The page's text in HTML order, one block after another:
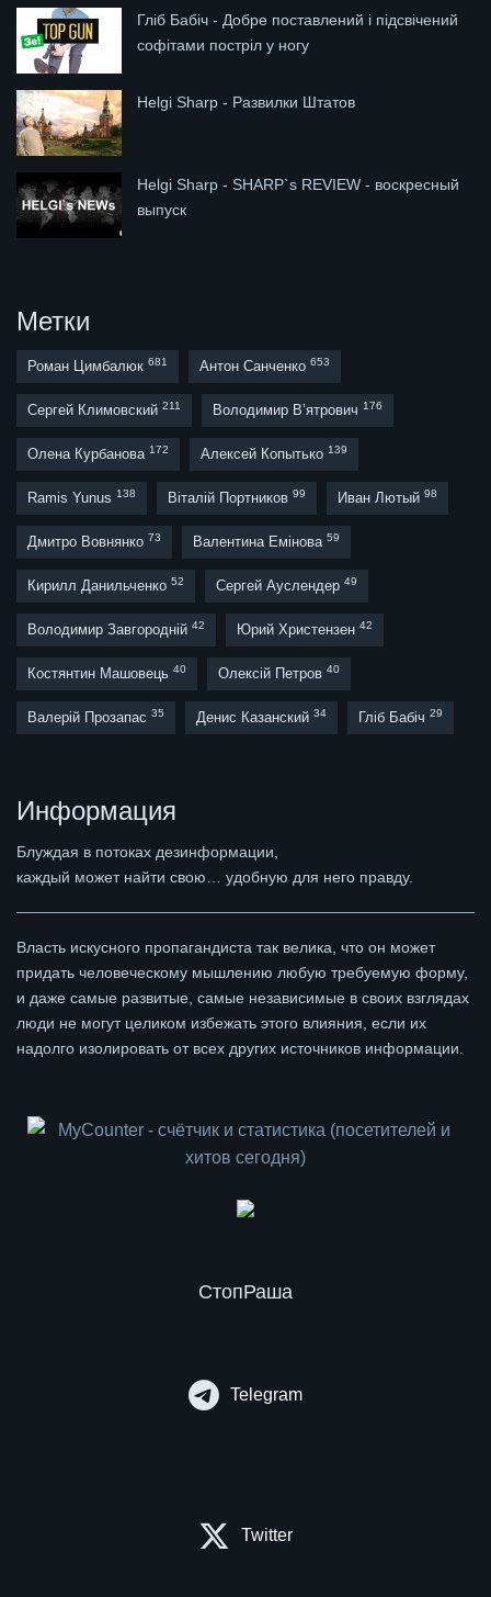
Гліб Бабіч - Добре поставлений і підсвічений
софітами постріл у ногу
Helgi Sharp - Развилки Штатов
Helgi Sharp - SHARP`s REVIEW - воскресный
выпуск
Метки
Роман Цимбалюк 681 Антон Санченко 653
Сергей Климовский 211 Володимир В’ятрович 176
Олена Курбанова 172 Алексей Копытько 139
Ramis Yunus 138 Віталій Портников 99 Иван Лютый 98
Дмитро Вовнянко 73 Валентина Емінова 59
Кирилл Данильченко 52 Сергей Ауслендер 49
Володимир Завгородній 42 Юрий Христензен 42
Костянтин Машовець 40 Олексій Петров 40
Валерій Прозапас 35 Денис Казанский 34 Гліб Бабіч 29
Информация
Блуждая в потоках дезинформации,
каждый может найти свою… удобную для него правду.
Власть искусного пропагандиста так велика, что он может
придать человеческому мышлению любую требуемую форму,
и даже самые развитые, самые независимые в своих взглядах
люди не могут целиком избежать этого влияния, если их
надолго изолировать от всех других источников информации.
СтопРаша
Telegram
Twitter